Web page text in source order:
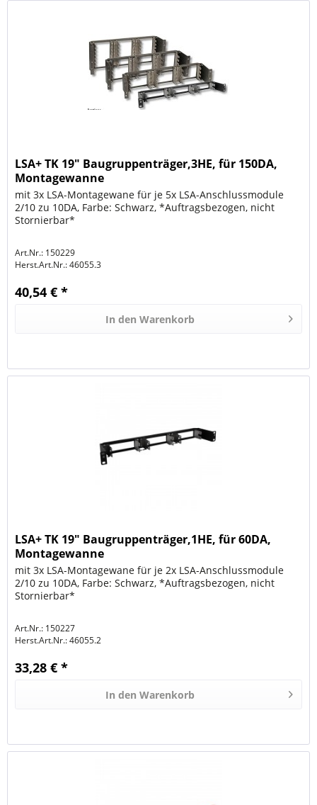
LSA+ TK 19" Baugruppenträger,3HE, für 150DA,
Montagewanne
mit 3x LSA-Montagewane für je 5x LSA-Anschlussmodule
2/10 zu 10DA, Farbe: Schwarz, *Auftragsbezogen, nicht
Stornierbar*
Art.Nr.: 150229
Herst.Art.Nr.:46055.3
40,54 € *
In den Warenkorb
LSA+ TK 19" Baugruppenträger,1HE, für 60DA,
Montagewanne
mit 3x LSA-Montagewane für je 2x LSA-Anschlussmodule
2/10 zu 10DA, Farbe: Schwarz, *Auftragsbezogen, nicht
Stornierbar*
Art.Nr.: 150227
Herst.Art.Nr.:46055.2
33,28 € *
In den Warenkorb